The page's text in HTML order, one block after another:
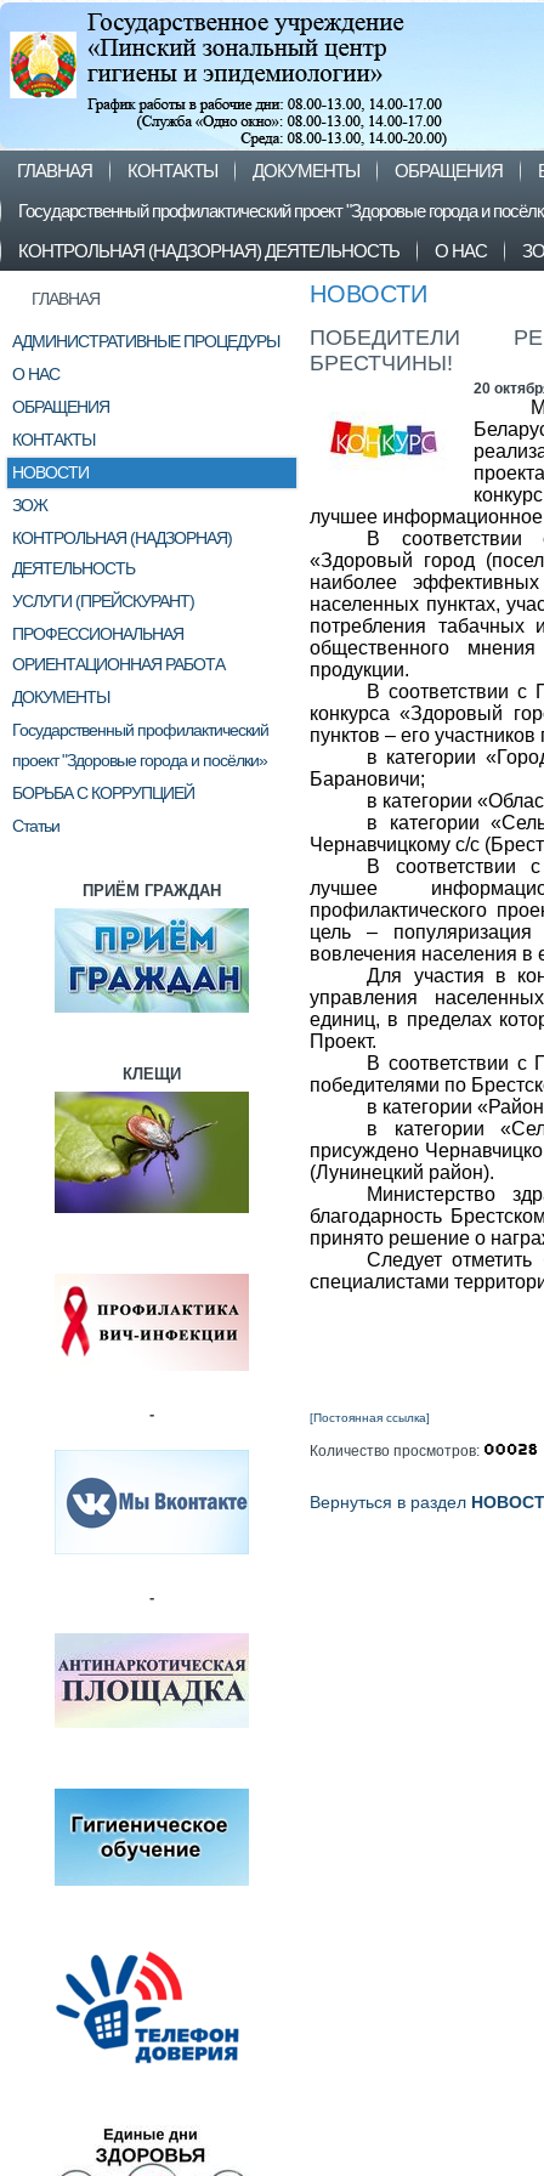
ГЛАВНАЯ КОНТАКТЫ ДОКУМЕНТЫ ОБРАЩЕНИЯ
Государственный профилактический проект "Здоровые города и
КОНТРОЛЬНАЯ (НАДЗОРНАЯ) ДЕЯТЕЛЬНОСТЬ
О НАС
ГЛАВНАЯ
АДМИНИСТРАТИВНЫЕ ПРОЦЕДУРЫ
О НАС
ОБРАЩЕНИЯ
КОНТАКТЫ
НОВОСТИ
ЗОЖ
КОНТРОЛЬНАЯ (НАДЗОРНАЯ)
ДЕЯТЕЛЬНОСТЬ
УСЛУГИ (ПРЕЙСКУРАНТ)
ПРОФЕССИОНАЛЬНАЯ
ОРИЕНТАЦИОННАЯ РАБОТА
ДОКУМЕНТЫ
Государственный профилактический
проект "Здоровые города и посёлки»
БОРЬБА С КОРРУПЦИЕЙ
Статьи
ПРИЁМ ГРАЖДАН
КЛЕЩИ
-
-
НОВОСТИ
ПОБЕДИТЕЛИ
БРЕСТЧИНЫ!
20
лучшее
В соответствии
«Здоровый город
наиболее
населенных пунктах,
потребления табачных
общественного
продукции.
В соответствии с
конкурса «Здоровый
пунктов – его
в категории
Барановичи;
в категории
в категории
Чернавчицкому с/с
В соответствии
лучшее
профилактического
цель –
вовлечения населения в
Для участия в
управления
единиц, в пределах
Проект.
В соответствии с
победителями по
в категории
в категории
присуждено
(Лунинецкий район).
Министерство
благодарность
принято решение о
Следует
специалистами
[Постоянная ссылка]
Количество просмотров:
Вернуться в раздел